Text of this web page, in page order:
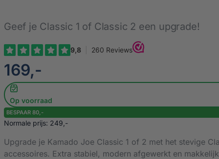
Geef je Classic 1 of Classic 2 een upgrade!
€
169,-
Op voorraad
BESPAAR 80,-
Normale prijs: 249,-
Upgrade je Kamado Joe Classic 1 of 2 met het stevige
accessoires. Extra stabiel, modern afgewerkt en